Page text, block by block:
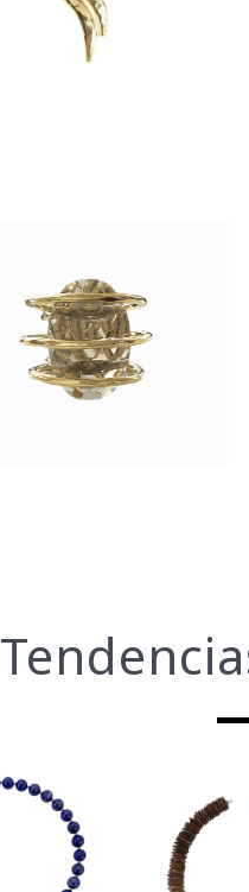
Ahumado
$3,290
anillos